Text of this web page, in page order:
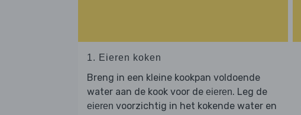
1. Eieren koken
Breng in een kleine kookpan voldoende
water aan de kook voor de eieren. Leg de
eieren voorzichtig in het kokende water en